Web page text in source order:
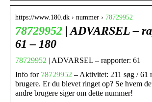
https://www.180.dk › nummer › 78729952
78729952 | ADVARSEL –
61 – 180
78729952 | ADVARSEL – rapporter: 61
Info for 78729952 – Aktivitet: 211 søg / 61
brugere. Er du blevet ringet op? Se hvem
andre brugere siger om dette nummer!